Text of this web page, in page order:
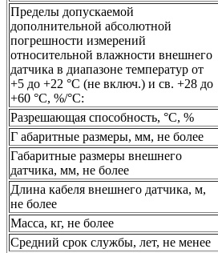
Пределы допускаемой
дополнительной абсолютной
погрешности измерений
относительной влажности внешнего
датчика в диапазоне температур от
+5 до +22 °С (не включ.) и св. +28 до
+60 °С, %/°С:
Разрешающая способность, °С, %
Г абаритные размеры, мм, не более
Габаритные размеры внешнего
датчика, мм, не более
Длина кабеля внешнего датчика, м,
не более
Масса, кг, не более
Средний срок службы, лет, не менее